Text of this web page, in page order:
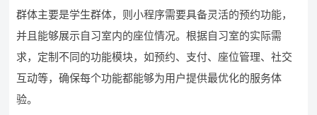
群体主要是学生群体，则小程序需要具备灵活的预约功能，
并且能够展示自习室内的座位情况。根据自习室的实际需
求，定制不同的功能模块，如预约、支付、座位管理、社交
互动等，确保每个功能都能够为用户提供最优化的服务体
验。